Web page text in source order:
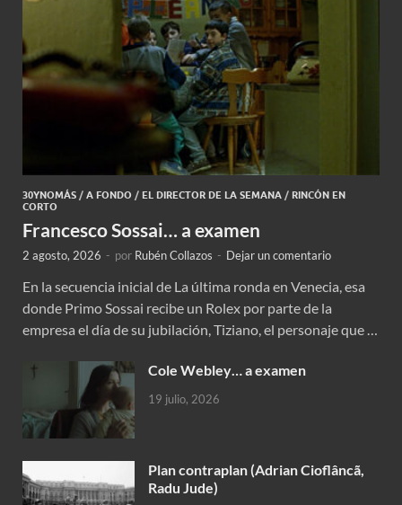
30YNOMÁS / A FONDO / EL DIRECTOR DE LA SEMANA / RINCÓN EN
CORTO
Francesco Sossai… a examen
2 agosto, 2026 - por Rubén Collazos - Dejar un comentario
En la secuencia inicial de La última ronda en Venecia, esa
donde Primo Sossai recibe un Rolex por parte de la
empresa el día de su jubilación, Tiziano, el personaje que …
Cole Webley… a examen
19 julio, 2026
Plan contraplan (Adrian Cioflâncã,
Radu Jude)